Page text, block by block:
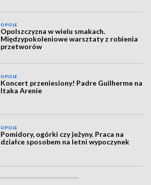
OPOLE
Opolszczyzna w wielu smakach.
Międzypokoleniowe warsztaty z robienia
przetworów
OPOLE
Koncert przeniesiony! Padre Guilherme na
Itaka Arenie
OPOLE
Pomidory, ogórki czy jeżyny. Praca na
działce sposobem na letni wypoczynek